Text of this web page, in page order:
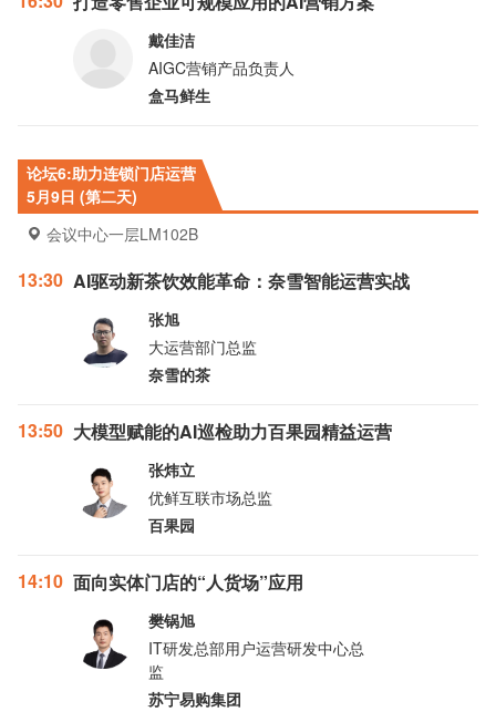
戴佳洁
AIGC营销产品负责人
盒马鲜生
论坛6:助力连锁门店运营
5月9日 (第二天)
会议中心一层LM102B
13:30 AI驱动新茶饮效能革命：奈雪智能运营实战
张旭
大运营部门总监
奈雪的茶
13:50 大模型赋能的AI巡检助力百果园精益运营
张炜立
优鲜互联市场总监
百果园
14:10 面向实体门店的“人货场”应用
樊锅旭
IT研发总部用户运营研发中心总
监
苏宁易购集团